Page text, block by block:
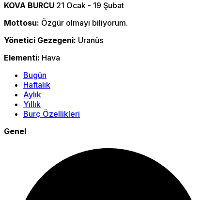
KOVA BURCU 21 Ocak - 19 Şubat
Mottosu: Özgür olmayı biliyorum.
Yönetici Gezegeni: Uranüs
Elementi: Hava
Bugün
Haftalık
Aylık
Yıllık
Burç Özellikleri
Genel